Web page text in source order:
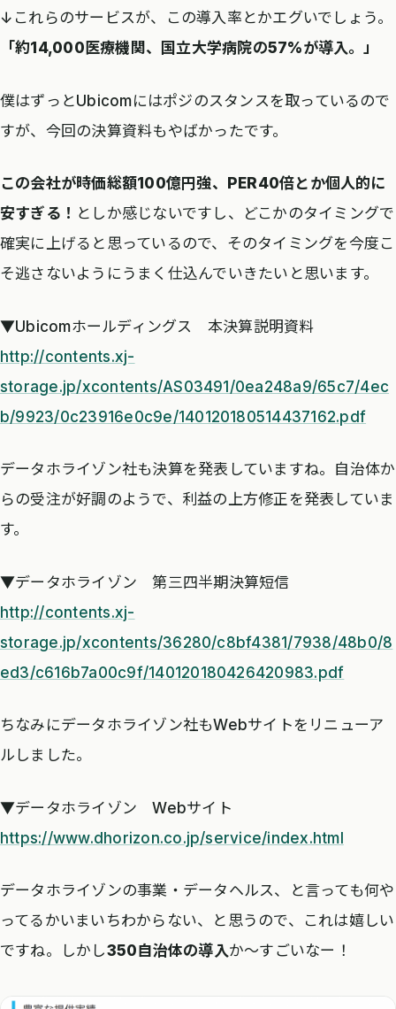
↓これらのサービスが、この導入率とかエグいでしょう。
「約14,000医療機関、国立大学病院の57%が導入。」
僕はずっとUbicomにはポジのスタンスを取っているので
すが、今回の決算資料もやばかったです。
この会社が時価総額100億円強、PER40倍とか個人的に
安すぎる！ としか感じないですし、どこかのタイミングで
確実に上げると思っているので、そのタイミングを今度こ
そ逃さないようにうまく仕込んでいきたいと思います。
▼Ubicomホールディングス 本決算説明資料
http://contents.xj-
storage.jp/xcontents/AS03491/0ea248a9/65c7/4ec
b/9923/0c23916e0c9e/140120180514437162.pdf
データホライゾン社も決算を発表していますね。自治体か
らの受注が好調のようで、利益の上方修正を発表していま
す。
▼データホライゾン 第三四半期決算短信
http://contents.xj-
storage.jp/xcontents/36280/c8bf4381/7938/48b0/8
ed3/c616b7a00c9f/140120180426420983.pdf
ちなみにデータホライゾン社もWebサイトをリニューア
ルしました。
▼データホライゾン Webサイト
https://www.dhorizon.co.jp/service/index.html
データホライゾンの事業・データヘルス、と言っても何や
ってるかいまいちわからない、と思うので、これは嬉しい
ですね。しかし350自治体の導入か〜すごいなー！